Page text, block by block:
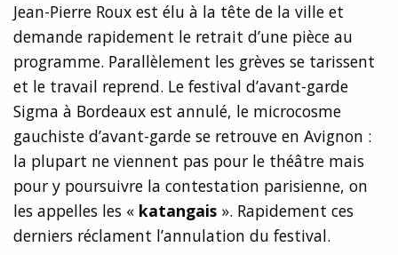
Jean-Pierre Roux est élu à la tête de la ville et
demande rapidement le retrait d’une pièce au
programme. Parallèlement les grèves se tarissent
et le travail reprend. Le festival d’avant-garde
Sigma à Bordeaux est annulé, le microcosme
gauchiste d’avant-garde se retrouve en Avignon :
la plupart ne viennent pas pour le théâtre mais
pour y poursuivre la contestation parisienne, on
les appelles les « katangais ». Rapidement ces
derniers réclament l’annulation du festival.